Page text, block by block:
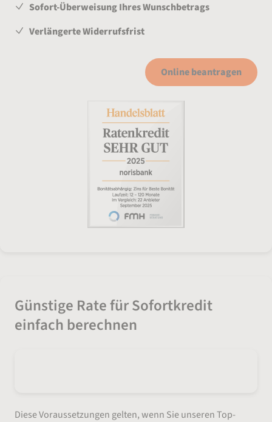
Sofort-Überweisung Ihres Wunschbetrags
Verlängerte Widerrufsfrist
Online beantragen
Günstige Rate für Sofortkredit
einfach berechnen
Diese Voraussetzungen gelten, wenn Sie unseren Top-